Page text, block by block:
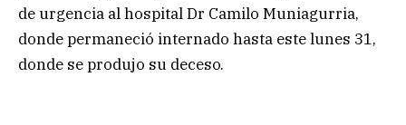
de urgencia al hospital Dr Camilo Muniagurria,
donde permaneció internado hasta este lunes 31,
donde se produjo su deceso.